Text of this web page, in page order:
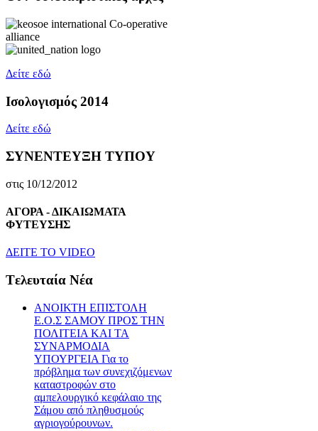
Δείτε εδώ
Ισολογισμός 2014
Δείτε εδώ
ΣΥΝΕΝΤΕΥΞΗ ΤΥΠΟΥ
στις 10/12/2012
ΑΓΟΡΑ - ΔΙΚΑΙΩΜΑΤΑ
ΦΥΤΕΥΣΗΣ
ΔEITE TO VIDEO
Tελευταία Nέα
ΑΝΟΙΚΤΗ ΕΠΙΣΤΟΛΗ
Ε.Ο.Σ ΣΑΜΟΥ ΠΡΟΣ ΤΗΝ
ΠΟΛΙΤΕΙΑ ΚΑΙ ΤΑ
ΣΥΝΑΡΜΟΔΙΑ
ΥΠΟΥΡΓΕΙΑ Για το
πρόβλημα των συνεχιζόμενων
καταστροφών στο
αμπελουργικό κεφάλαιο της
Σάμου από πληθυσμούς
αγριογούρουνων.